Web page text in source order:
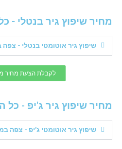
מחיר שיפוץ גיר בנטלי -
שיפוץ גיר אוטומטי בנטלי - צפה
לקבלת הצעת מחיר
מחיר שיפוץ גיר ג'יפ - כל
שיפוץ גיר אוטומטי ג'יפ - צפה